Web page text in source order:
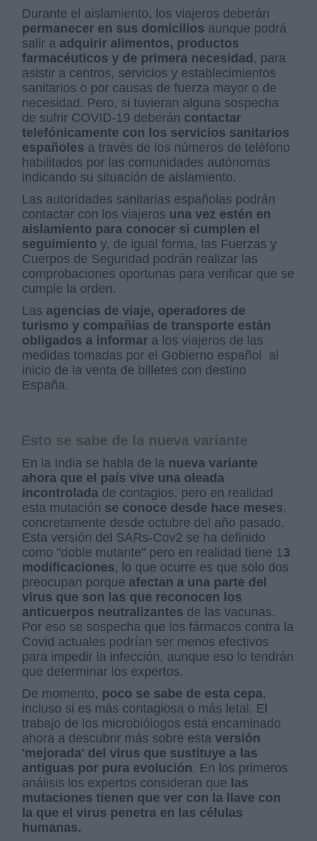
Durante el aislamiento, los viajeros deberán
permanecer en sus domicilios aunque podrá
salir a adquirir alimentos, productos
farmacéuticos y de primera necesidad , para
asistir a centros, servicios y establecimientos
sanitarios o por causas de fuerza mayor o de
necesidad. Pero, si tuvieran alguna sospecha
de sufrir COVID-19 deberán contactar
telefónicamente con los servicios sanitarios
españoles a través de los números de teléfono
habilitados por las comunidades autónomas
indicando su situación de aislamiento.
Las autoridades sanitarias españolas podrán
contactar con los viajeros una vez estén en
aislamiento para conocer si cumplen el
seguimiento y, de igual forma, las Fuerzas y
Cuerpos de Seguridad podrán realizar las
comprobaciones oportunas para verificar que se
cumple la orden.
Las agencias de viaje, operadores de
turismo y compañías de transporte están
obligados a informar a los viajeros de las
medidas tomadas por el Gobierno español
al
inicio de la venta de billetes con destino
España.
Esto se sabe de la nueva variante
En la India se habla de la nueva variante
ahora que el país vive una oleada
incontrolada de contagios, pero en realidad
esta mutación se conoce desde hace meses,
concretamente desde octubre del año pasado.
Esta versión del SARs-Cov2 se ha definido
como "doble mutante" pero en realidad tiene 13
modificaciones, lo que ocurre es que solo dos
preocupan porque afectan a una parte del
virus que son las que reconocen los
anticuerpos neutralizantes de las vacunas.
Por eso se sospecha que los fármacos contra la
Covid actuales podrían ser menos efectivos
para impedir la infección, aunque eso lo tendrán
que determinar los expertos.
De momento, poco se sabe de esta cepa,
incluso si es más contagiosa o más letal. El
trabajo de los microbiólogos está encaminado
ahora a descubrir más sobre esta versión
'mejorada' del virus que sustituye a las
antiguas por pura evolución. En los primeros
análisis los expertos consideran que las
mutaciones tienen que ver con la llave con
la que el virus penetra en las células
humanas.